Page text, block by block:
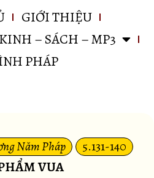
GIỚI THIỆU
KINH – SÁCH – MP3
PHÁP
Năm Pháp 5.131-140
VUA